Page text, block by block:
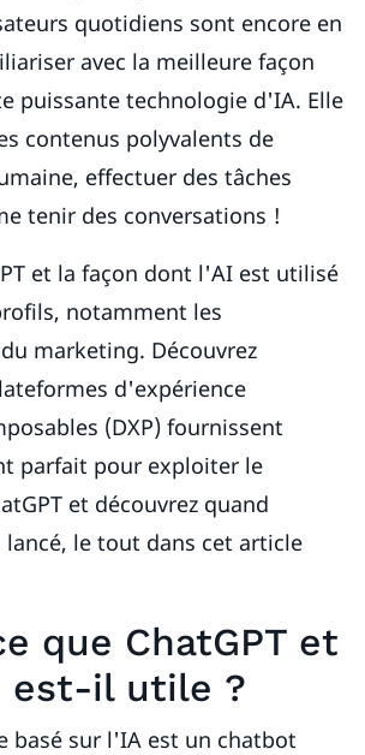
quotidiens sont encore en
avec la meilleure façon
puissante technologie d'IA. Elle
contenus polyvalents de
effectuer des tâches
tenir des conversations !
et la façon dont l'AI est utilisé
notamment les
marketing. Découvrez
d'expérience
(DXP) fournissent
parfait pour exploiter le
et découvrez quand
lancé, le tout dans cet article
que ChatGPT et
est-il utile ?
basé sur l'IA est un chatbot